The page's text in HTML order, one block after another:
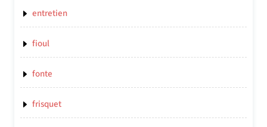
entretien
fioul
fonte
frisquet